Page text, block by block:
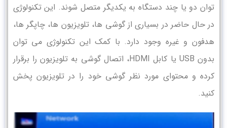
توان دو یا چند دستگاه به یکدیگر متصل شوند. این تکنولوژی
در حال حاضر در بسیاری از گوشی ها، تلویزیون ها، چاپگر ها،
هدفون و غیره وجود دارد. با کمک این تکنولوژی می توان
بدون USB یا کابل HDMI، اتصال گوشی به تلویزیون را برقرار
کرده و محتوای مورد نظر گوشی خود را در تلویزیون پخش
کنید.